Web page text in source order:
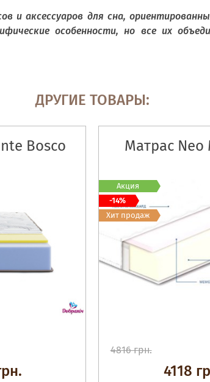
и аксессуаров для сна,
особенности, но все их
ДРУГИЕ ТОВАРЫ:
Bosco Матрас Neo
4816 грн.
4118
Акция
-14%
Хит продаж